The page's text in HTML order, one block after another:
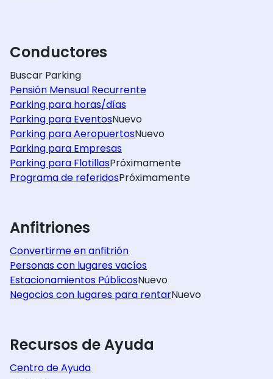
Conductores
Buscar Parking
Pensión Mensual Recurrente
Parking para horas/días
Parking para EventosNuevo
Parking para AeropuertosNuevo
Parking para Empresas
Parking para FlotillasPróximamente
Programa de referidosPróximamente
Anfitriones
Convertirme en anfitrión
Personas con lugares vacíos
Estacionamientos PúblicosNuevo
Negocios con lugares para rentarNuevo
Recursos de Ayuda
Centro de Ayuda